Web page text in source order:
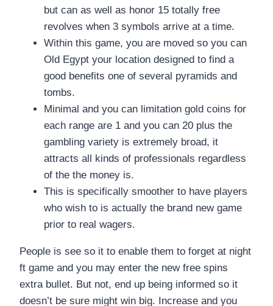
but can as well as honor 15 totally free
revolves when 3 symbols arrive at a time.
Within this game, you are moved so you can
Old Egypt your location designed to find a
good benefits one of several pyramids and
tombs.
Minimal and you can limitation gold coins for
each range are 1 and you can 20 plus the
gambling variety is extremely broad, it
attracts all kinds of professionals regardless
of the the money is.
This is specifically smoother to have players
who wish to is actually the brand new game
prior to real wagers.
People is see so it to enable them to forget at night
ft game and you may enter the new free spins
extra bullet. But not, end up being informed so it
doesn’t be sure might win big. Increase and you